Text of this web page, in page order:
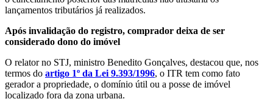
lançamentos tributários já realizados.
Após invalidação do registro, comprador deixa de ser
considerado dono do imóvel
O relator no STJ, ministro Benedito Gonçalves, destacou que, nos
termos do artigo 1º da Lei 9.393/1996, o ITR tem como fato
gerador a propriedade, o domínio útil ou a posse de imóvel
localizado fora da zona urbana.